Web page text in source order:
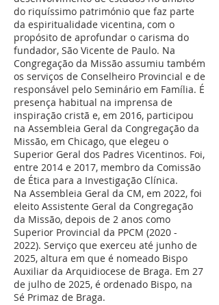
do riquíssimo património que faz parte
da espiritualidade vicentina, com o
propósito de aprofundar o carisma do
fundador, São Vicente de Paulo. Na
Congregação da Missão assumiu também
os serviços de Conselheiro Provincial e de
responsável pelo Seminário em Família. É
presença habitual na imprensa de
inspiração cristã e, em 2016, participou
na Assembleia Geral da Congregação da
Missão, em Chicago, que elegeu o
Superior Geral dos Padres Vicentinos. Foi,
entre 2014 e 2017, membro da Comissão
de Ética para a Investigação Clínica.
Na Assembleia Geral da CM, em 2022, foi
eleito Assistente Geral da Congregação
da Missão, depois de 2 anos como
Superior Provincial da PPCM (2020 -
2022). Serviço que exerceu até junho de
2025, altura em que é nomeado Bispo
Auxiliar da Arquidiocese de Braga. Em 27
de julho de 2025, é ordenado Bispo, na
Sé Primaz de Braga.